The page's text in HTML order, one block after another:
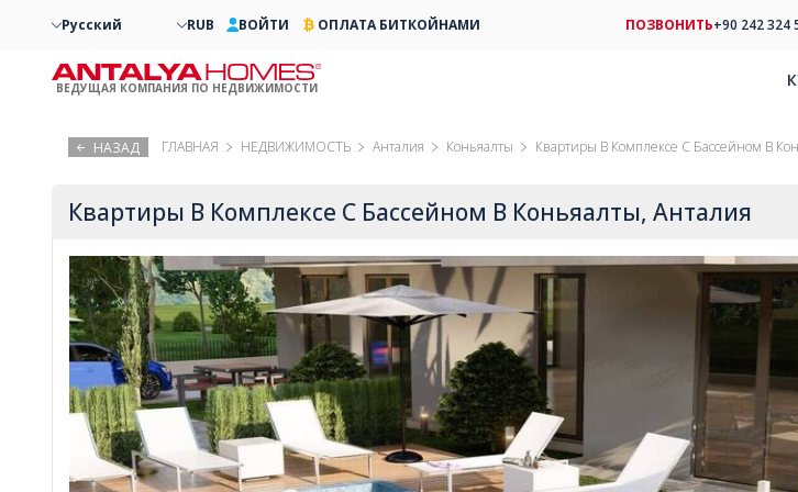
НАЗАД ГЛАВНАЯ НЕДВИЖИМОСТЬ Анталия Коньяалты Квартиры В Комплексе С Бассейном В
Квартиры В Комплексе С Бассейном В Коньяалты, Анталия
Русский RUB ВОЙТИ ОПЛАТА БИТКОЙНАМИ
ВЕДУЩАЯ КОМПАНИЯ ПО НЕДВИЖИМОСТИ
ПОЗВОНИТЬ+90 242 324